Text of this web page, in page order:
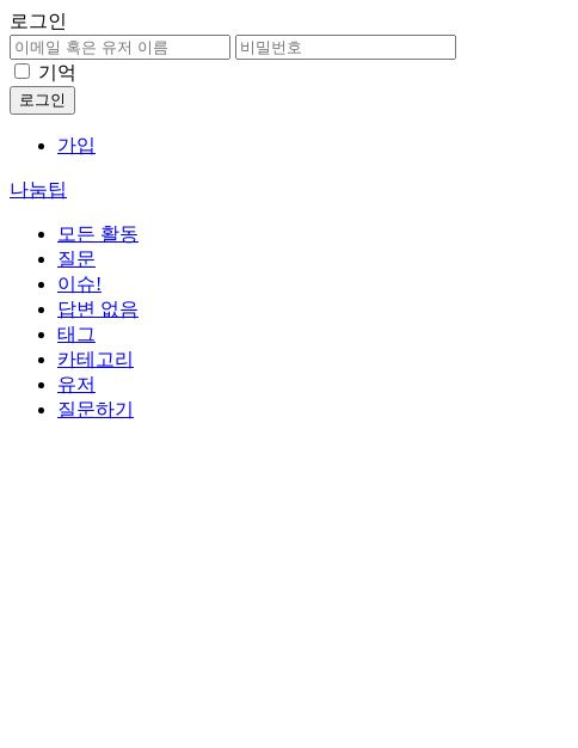
로그인
기억
가입
나눔팁
모든 활동
질문
이슈!
답변 없음
태그
카테고리
유저
질문하기